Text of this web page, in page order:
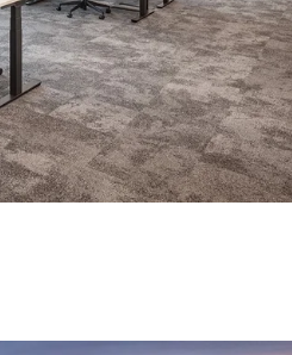
Immobilienprozess.
kennen.